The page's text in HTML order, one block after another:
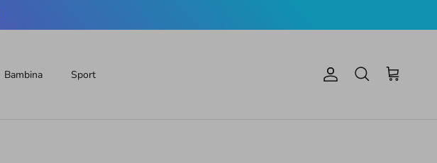
Bambina Sport Account
Cerca Carrello